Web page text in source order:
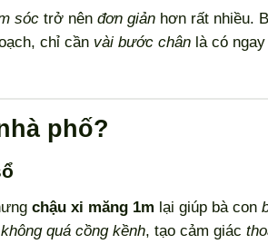
sóc trở nên đơn giản hơn rất nhiều.
chỉ cần vài bước chân là có
phố?
chậu xi măng 1m lại giúp bà con
không quá cồng kềnh, tạo cảm giác